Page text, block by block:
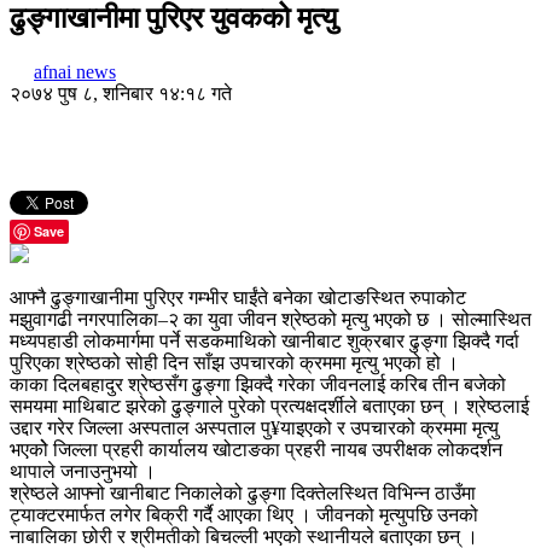
ढुङ्गाखानीमा पुरिएर युवकको मृत्यु
afnai news
२०७४ पुष ८, शनिबार १४:१८ गते
Save
आफ्नै ढुङ्गाखानीमा पुरिएर गम्भीर घाईंते बनेका खोटाङस्थित रुपाकोट
मझुवागढी नगरपालिका–२ का युवा जीवन श्रेष्ठको मृत्यु भएको छ । सोल्मास्थित
मध्यपहाडी लोकमार्गमा पर्ने सडकमाथिको खानीबाट शुक्रबार ढुङ्गा झिक्दै गर्दा
पुरिएका श्रेष्ठको सोही दिन साँझ उपचारको क्रममा मृत्यु भएको हो ।
काका दिलबहादुर श्रेष्ठसँग ढुङ्गा झिक्दै गरेका जीवनलाई करिब तीन बजेको
समयमा माथिबाट झरेको ढुङ्गाले पुरेको प्रत्यक्षदर्शीले बताएका छन् । श्रेष्ठलाई
उद्दार गरेर जिल्ला अस्पताल अस्पताल पु¥याइएको र उपचारको क्रममा मृत्यु
भएकोे जिल्ला प्रहरी कार्यालय खोटाङका प्रहरी नायब उपरीक्षक लोकदर्शन
थापाले जनाउनुभयो ।
श्रेष्ठले आफ्नो खानीबाट निकालेको ढुङ्गा दिक्तेलस्थित विभिन्न ठाउँमा
ट्याक्टरमार्फत लगेर बिक्री गर्दै आएका थिए । जीवनको मृत्युपछि उनको
नाबालिका छोरी र श्रीमतीको बिचल्ली भएको स्थानीयले बताएका छन् ।